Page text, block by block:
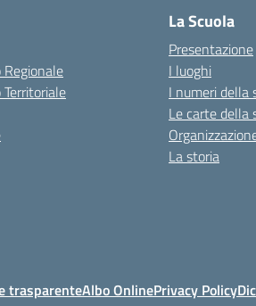
La Scuola
Presentazione
I luoghi
I numeri della
Le carte della
La storia
trasparenteAlbo OnlinePrivacy Policy